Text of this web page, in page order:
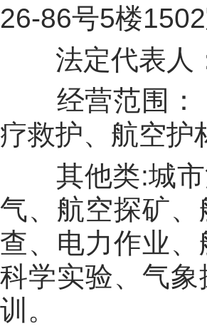
26-86号5楼
法定代表人
经营范围：
疗救护、航空护
其他类:城
气、航空探矿
查、电力作业
科学实验、气
训。